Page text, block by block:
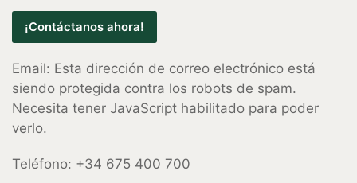
¡Contáctanos ahora!
Email: Esta dirección de correo electrónico está
siendo protegida contra los robots de spam.
Necesita tener JavaScript habilitado para poder
verlo.
Teléfono: +34 675 400 700